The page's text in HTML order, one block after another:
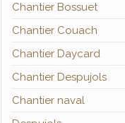
Chantier Bossuet
Chantier Couach
Chantier Daycard
Chantier Despujols
Chantier naval